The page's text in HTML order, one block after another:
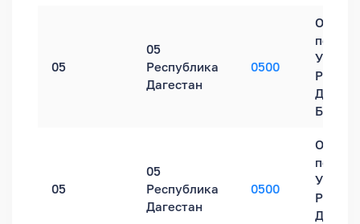
05
05
Республика
Дагестан
0500
УФНС
05
05
Республика
Дагестан
0500
УФНС